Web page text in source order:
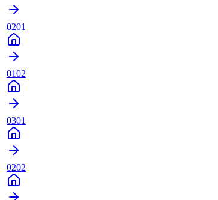
0201
0102
0301
0202